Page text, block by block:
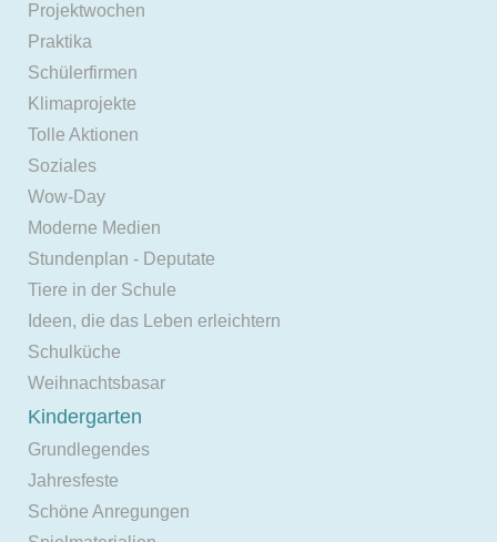
Projektwochen
Praktika
Schülerfirmen
Klimaprojekte
Tolle Aktionen
Soziales
Wow-Day
Moderne Medien
Stundenplan - Deputate
Tiere in der Schule
Ideen, die das Leben erleichtern
Schulküche
Weihnachtsbasar
Kindergarten
Grundlegendes
Jahresfeste
Schöne Anregungen